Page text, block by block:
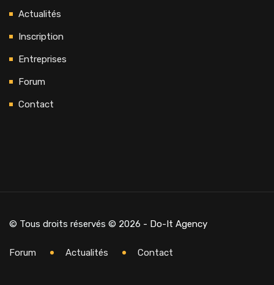
Actualités
Inscription
Entreprises
Forum
Contact
© Tous droits réservés © 2026 - Do-It Agency
Forum Actualités Contact